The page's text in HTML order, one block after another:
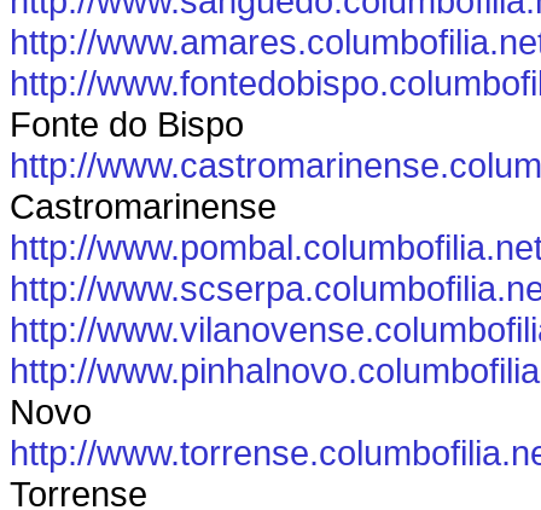
http://
http://
Fonte do Bispo
http://
Castromarinense
http://
http://
http://
http://
Novo
http://
Torrense